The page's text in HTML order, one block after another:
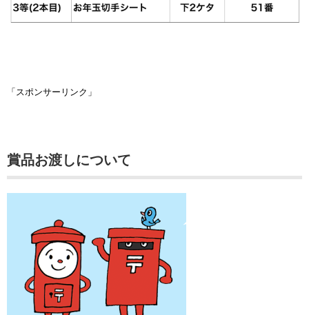
「スポンサーリンク」
賞品お渡しについて